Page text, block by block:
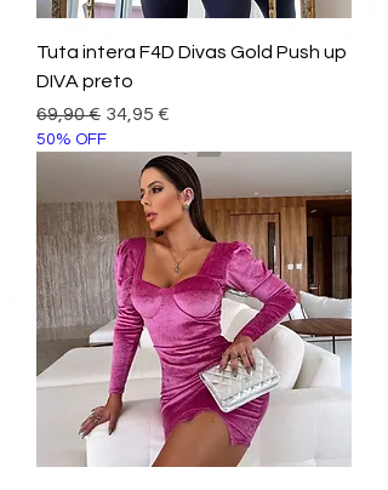
Tuta intera F4D Divas Gold Push up
DIVA preto
Prezzo regolare
69,90 € Prezzo scontato
34,95 €
50% OFF